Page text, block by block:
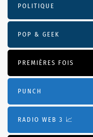
POLITIQUE
POP & GEEK
PREMIÈRES FOIS
PUNCH
RADIO WEB 3 📈